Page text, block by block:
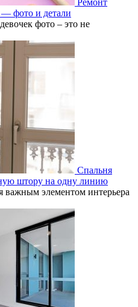
— фото и детали
фото – это не
Спальня
штору на одну линию
важным элементом интерьера